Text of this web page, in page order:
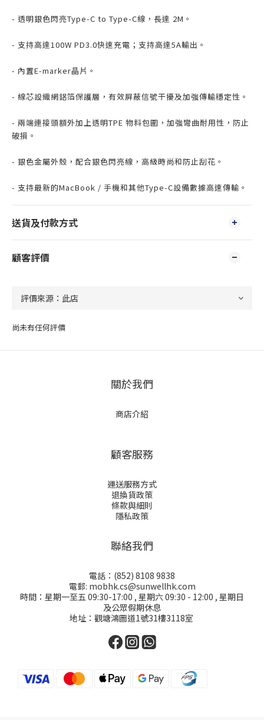
- 透明銀色閃亮Type-C to Type-C線，長達 2M。
- 支持高達100W PD3.0快速充電；支持高達5A輸出。
- 內置E-marker晶片。
- 線芯設織網鋁箔保護層，有效屏蔽信號干擾及加強傳輸穩定性。
- 兩端連接頭額外加上透明TPE 物料包圍，加強彎曲耐用性，防止
破損。
- 銀色金屬外殼，配合銀色閃亮線，高級時尚和防止刮花。
- 支持最新的MacBook / 手機和其他Type-C設備數據高速傳輸。
送貨及付款方式
顧客評價
尚未有任何評價
關於我們
商店介紹
顧客服務
運送服務方式
退換貨政策
條款與細則
隱私政策
聯絡我們
電話：(852) 8108 9838
電郵: mobhk.cs@sunwellhk.com
時間：星期一至五 09:30-17:00 , 星期六 09:30 - 12:00 , 星期日
及公眾假期休息
地址：觀塘鴻圖道1號31樓3118室